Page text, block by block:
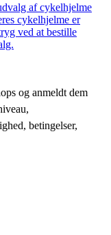
af cykelhjelme
cykelhjelme er
ved at bestille
og anmeldt dem
betingelser,